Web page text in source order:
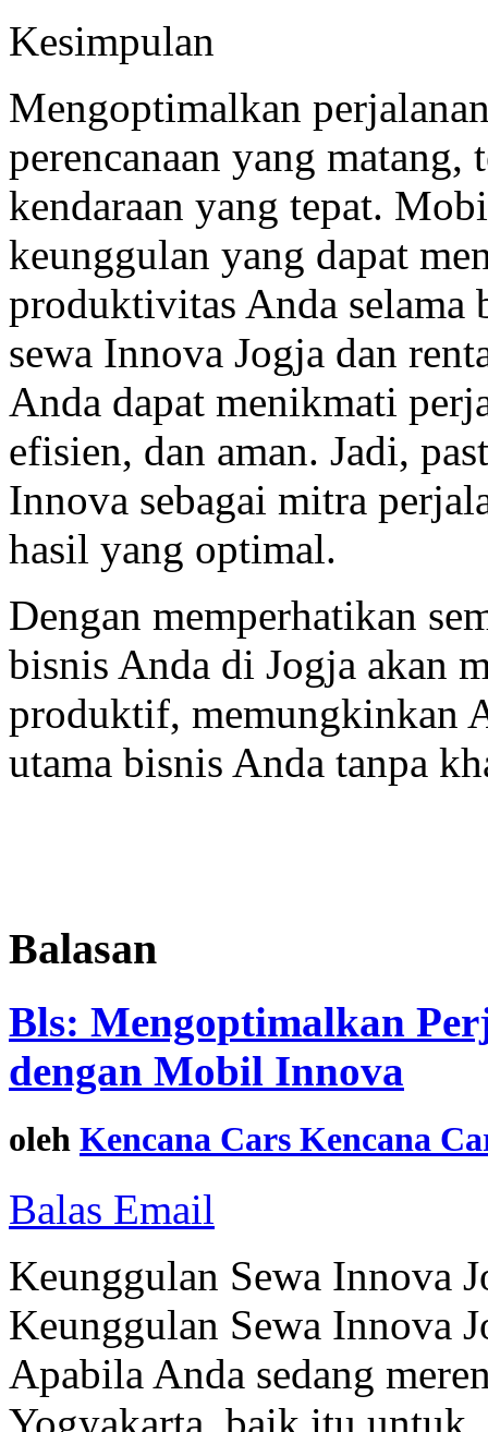
Kesimpulan
Mengoptimalkan
perencanaan yang
kendaraan yang tepat.
keunggulan yang dapat
produktivitas Anda selama
sewa Innova Jogja dan
Anda dapat menikmati
efisien, dan aman. Jadi,
Innova sebagai mitra
hasil yang optimal.
Dengan memperhatikan
bisnis Anda di Jogja akan
produktif, memungkinkan
utama bisnis Anda tanpa
Balasan
Bls: Mengoptimalkan
dengan Mobil Innova
oleh Kencana Cars Kencana
Balas Email
Keunggulan Sewa Innova
Keunggulan Sewa Innova
Apabila Anda sedang
Yogyakarta, baik itu